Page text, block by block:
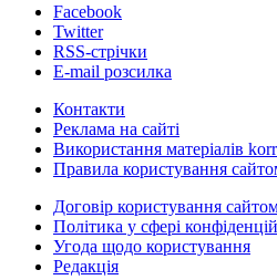
Facebook
Twitter
RSS-стрічки
E-mail розсилка
Контакти
Реклама на сайті
Використання матеріалів
Правила користування
Договір користування
Політика у сфері
Угода щодо користування
Редакція